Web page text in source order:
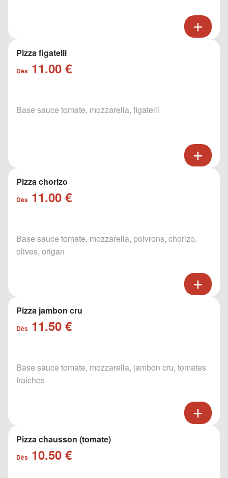
Pizza figatelli
Dès 11.00 €
Base sauce tomate, mozzarella, figatelli
Pizza chorizo
Dès 11.00 €
Base sauce tomate, mozzarella, poivrons, chorizo,
olives, origan
Pizza jambon cru
Dès 11.50 €
Base sauce tomate, mozzarella, jambon cru, tomates
fraîches
Pizza chausson (tomate)
Dès 10.50 €